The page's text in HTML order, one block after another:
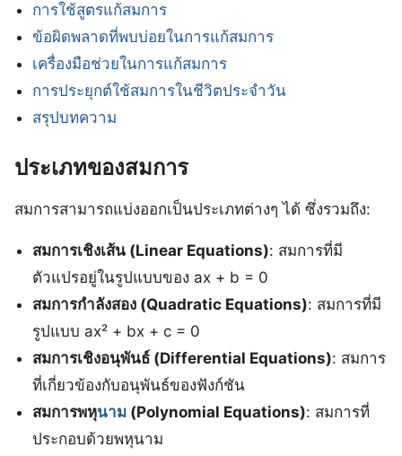
การใช้สูตรแก้สมการ
ข้อผิดพลาดที่พบบ่อยในการแก้สมการ
เครื่องมือช่วยในการแก้สมการ
การประยุกต์ใช้สมการในชีวิตประจำวัน
สรุปบทความ
ประเภทของสมการ
สมการสามารถแบ่งออกเป็นประเภทต่างๆ ได้ ซึ่งรวมถึง:
สมการเชิงเส้น (Linear Equations): สมการที่มี
ตัวแปรอยู่ในรูปแบบของ ax + b = 0
สมการกำลังสอง (Quadratic Equations): สมการที่มี
รูปแบบ ax² + bx + c = 0
สมการเชิงอนุพันธ์ (Differential Equations): สมการ
ที่เกี่ยวข้องกับอนุพันธ์ของฟังก์ชัน
สมการพหุนาม (Polynomial Equations): สมการที่
ประกอบด้วยพหุนาม